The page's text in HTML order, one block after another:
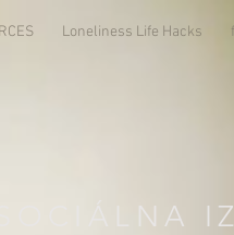
Loneliness Life Hacks
SOCIÁLNA